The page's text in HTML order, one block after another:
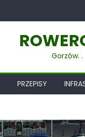
Gorzów.
PRZEPISY